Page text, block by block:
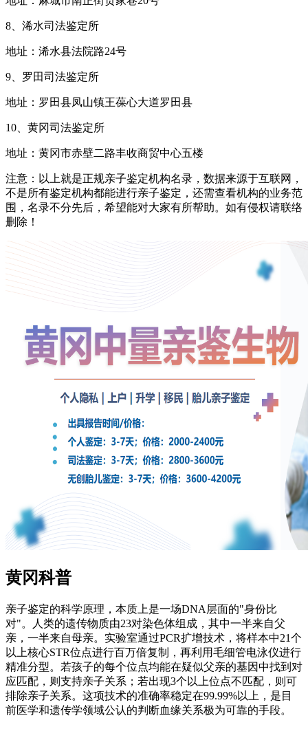
8、浠水司法鉴定所
地址：浠水县法院路24号
9、罗田司法鉴定所
地址：罗田县凤山镇王葆心大道罗田县
10、黄冈司法鉴定所
地址：黄冈市赤壁二路丰收商贸中心五楼
注意：以上就是正规亲子鉴定机构名录，数据来源于互联网，
不是所有鉴定机构都能进行亲子鉴定，还需查看机构的业务范
围，名录不分先后，希望能对大家有所帮助。如有侵权请联络
删除！
黄冈科普
亲子鉴定的科学原理，本质上是一场DNA层面的"身份比
对"。人类的遗传物质由23对染色体组成，其中一半来自父
亲，一半来自母亲。实验室通过PCR扩增技术，将样本中21个
以上核心STR位点进行百万倍复制，再利用毛细管电泳仪进行
精准分型。若孩子的每个位点均能在疑似父亲的基因中找到对
应匹配，则支持亲子关系；若出现3个以上位点不匹配，则可
排除亲子关系。这项技术的准确率稳定在99.99%以上，是目
前医学和遗传学领域公认的判断血缘关系极为可靠的手段。